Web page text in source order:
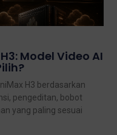
Model Video AI
H3 berdasarkan
pengeditan, bobot
yang paling sesuai